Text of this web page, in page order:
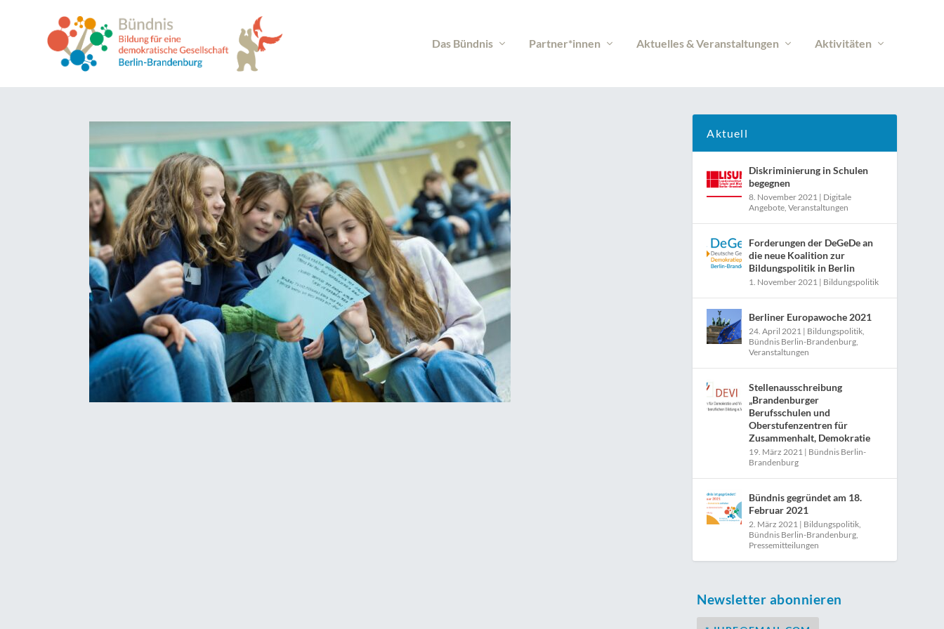
Das Bündnis Partner*innen Aktuelles & Veranstaltungen Aktivitäten
Aktuell
Diskriminierung in Schulen
begegnen
8. November 2021 | Digitale
Angebote,Veranstaltungen
Forderungen der DeGeDe an
die neue Koalition zur
Bildungspolitik in Berlin
1. November 2021 | Bildungspolitik
Berliner Europawoche 2021
24. April 2021 | Bildungspolitik,
Bündnis Berlin-Brandenburg,
Veranstaltungen
Stellenausschreibung
„Brandenburger
Berufsschulen und
Oberstufenzentren für
Zusammenhalt, Demokratie
19. März 2021 | Bündnis Berlin-
Brandenburg
Bündnis gegründet am 18.
Februar 2021
2. März 2021 | Bildungspolitik,
Bündnis Berlin-Brandenburg,
Pressemitteilungen
Newsletter abonnieren